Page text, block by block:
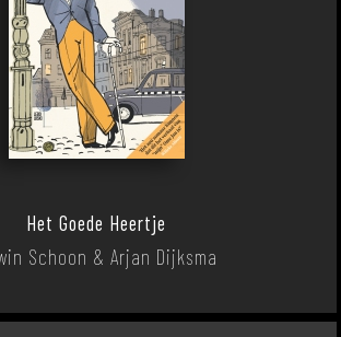
Het Goede Heertje
Schoon & Arjan Dijksma